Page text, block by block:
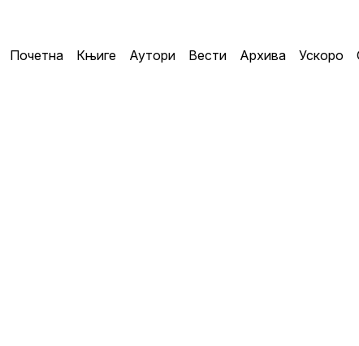
Почетна Књиге Аутори Вести Архива Ускоро